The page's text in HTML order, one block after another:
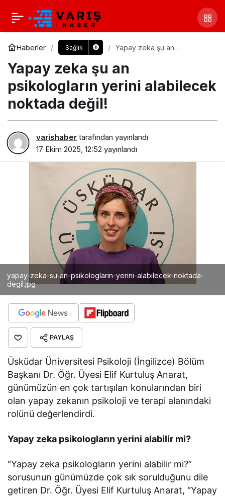
Haberler Sağlık
Yapay zeka şu an
alabilecek noktada değil!
Yapay zeka şu an
psikologların yerini alabilecek
noktada değil!
varishaber tarafından yayınlandı
17 Ekim 2025, 12:52 yayınlandı
yapay-zeka-su-an-psikologlarin-yerini-alabilecek-noktada-
degil.jpg
PAYLAŞ
Üsküdar Üniversitesi Psikoloji (İngilizce) Bölüm
Başkanı Dr. Öğr. Üyesi Elif Kurtuluş Anarat,
günümüzün en çok tartışılan konularından biri
olan yapay zekanın psikoloji ve terapi alanındaki
rolünü değerlendirdi.
Yapay zeka psikologların yerini alabilir mi?
“Yapay zeka psikologların yerini alabilir mi?”
sorusunun günümüzde çok sık sorulduğunu dile
getiren Dr. Öğr. Üyesi Elif Kurtuluş Anarat, “Yapay